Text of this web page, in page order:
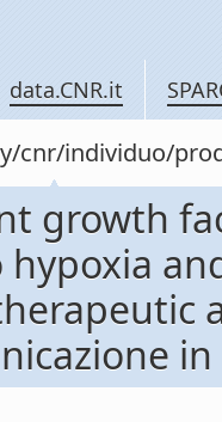
data.CNR.it
cnr/individuo/
growth
hypoxia